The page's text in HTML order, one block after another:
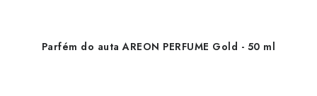
Parfém do auta AREON PERFUME Gold - 50 ml